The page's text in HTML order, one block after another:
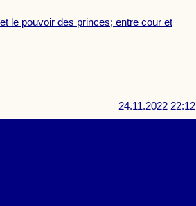
le pouvoir des princes; entre cour et
24.11.2022 22:12